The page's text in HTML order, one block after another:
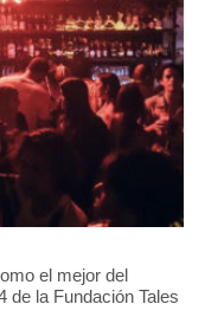
el mejor del
de la Fundación Tales